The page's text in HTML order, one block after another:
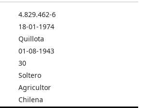
4.829.462-6
18-01-1974
Quillota
01-08-1943
30
Soltero
Agricultor
Chilena